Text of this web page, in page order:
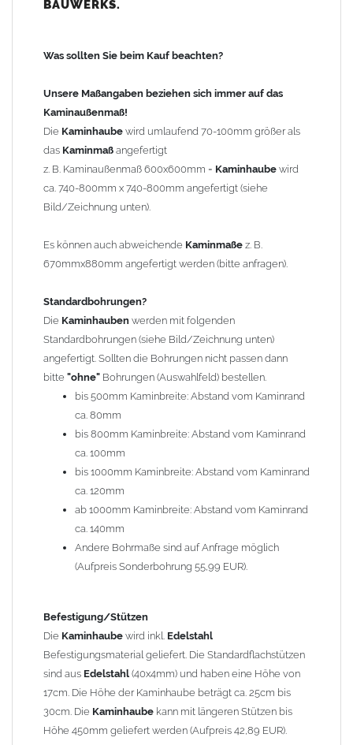
100mm
120mm
140mm
Andere Bohrmaße sind auf Anfrage möglich (Aufpreis
Sonderbohrung 55,99 EUR).
Befestigung/Stützen
Kaminhaubewird inkl. EdelstahlBefestigungsmaterial
geliefert. Die Standardflachstützen sind aus
beträgt ca. 25cm bis 30cm. DieKaminhaubekann mit längeren
Stützen bis Höhe 450mm geliefert werden (Aufpreis 42,89 EUR).
Kaminkopfabdeckung
Kaminhaubewirdohne Kaminkopfabdeckung
Kaminkopfabdeckungenfinden Sie unter "Kaminabdeckung
Es stehen insgesamt 20 verschiedene Typen zur Auswahl. Bitte
Auswahlfeldangeben.
Standardhauben siehe Auswahlfeld: 01 Haus,03 Welle
(unser Topseller)
Laube, 13 Schwalbe, 14 Sattel Welle, 15 Welle 90° gedreht,
17 Dach, 18 Plafond 2, 19 S-Line, 20 Pult
Typ 07 (Welle hoch) und 08 (Doppel Welle) haben einen
Aufpreis von 20% (bitte anfragen - Bestellung nicht über
Shop möglich).
Die Typen 02 (Bogen), 06 (Krempe), 09 (Pagode), 10
1,5mm hergestellt (Preis auf Anfrage = ca. 2-3-fache vom
1,5mm Standardpreis)
allgemeine Informationen:
Ab einer Kaminlängevon 1200mm werden 6
Kaminstützengeliefert.
Bei der Kombination mitWetterfahneundKaminbreite
BAUWERKS.
Was sollten Sie beim Kauf beachten?
Unsere Maßangaben beziehen sich immer auf das
Kaminaußenmaß!
Die Kaminhaube wird umlaufend 70-100mm größer als
das Kaminmaß angefertigt
z. B. Kaminaußenmaß 600x600mm = Kaminhaube wird
ca. 740-800mm x 740-800mm angefertigt (siehe
Bild/Zeichnung unten).
Es können auch abweichende Kaminmaße z. B.
670mmx880mm angefertigt werden (bitte anfragen).
Standardbohrungen?
Die Kaminhauben werden mit folgenden
Standardbohrungen (siehe Bild/Zeichnung unten)
angefertigt. Sollten die Bohrungen nicht passen dann
bitte "ohne" Bohrungen (Auswahlfeld) bestellen.
bis 500mm Kaminbreite: Abstand vom Kaminrand
ca. 80mm
bis 800mm Kaminbreite: Abstand vom Kaminrand
ca. 100mm
bis 1000mm Kaminbreite: Abstand vom Kaminrand
ca. 120mm
ab 1000mm Kaminbreite: Abstand vom Kaminrand
ca. 140mm
Andere Bohrmaße sind auf Anfrage möglich
(Aufpreis Sonderbohrung 55,99 EUR).
Befestigung/Stützen
Die Kaminhaube wird inkl. Edelstahl
Befestigungsmaterial geliefert. Die Standardflachstützen
sind aus Edelstahl (40x4mm) und haben eine Höhe von
17cm. Die Höhe der Kaminhaube beträgt ca. 25cm bis
30cm. Die Kaminhaube kann mit längeren Stützen bis
Höhe 450mm geliefert werden (Aufpreis 42,89 EUR).